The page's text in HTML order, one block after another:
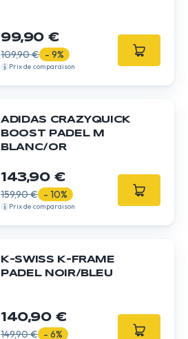
99,90 €
109,90 € - 9%
Prix de comparaison
ADIDAS CRAZYQUICK
BOOST PADEL M
BLANC/OR
143,90 €
159,90 € - 10%
Prix de comparaison
K-SWISS K-FRAME
PADEL NOIR/BLEU
140,90 €
149,90 € - 6%